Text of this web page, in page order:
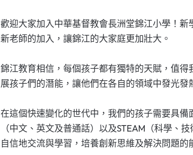
歡迎大家加入中華基督教會長洲堂錦江小學！
新老師的加入，讓錦江的大家庭更加壯大。
錦江教育相信，每個孩子都有獨特的天賦，值
展孩子們的潛能，讓他們在各自的領域中發光發
在這個快速變化的世代中，我們的孩子需要具
（中文、英文及普通話）以及STEAM（科學、
自信地交流與學習，培養創新思維及解決問題的